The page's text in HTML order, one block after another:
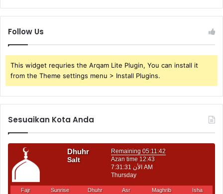
Follow Us
This widget requries the Arqam Lite Plugin, You can install it
from the Theme settings menu > Install Plugins.
Sesuaikan Kota Anda